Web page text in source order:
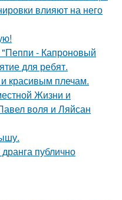
влияют на него
- Капроновый
для ребят.
красивым плечам.
Жизни и
воля и Ляйсан
публично